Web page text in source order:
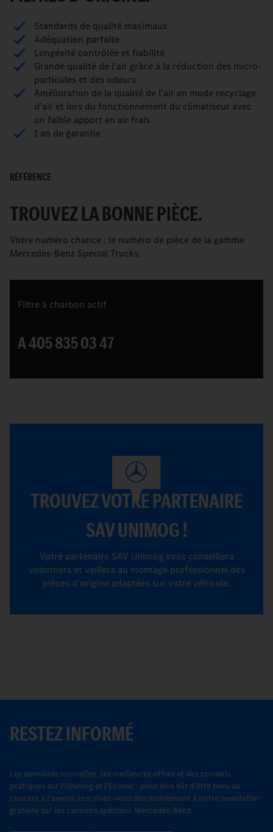
Standards de qualité maximaux
Adéquation parfaite
Longévité contrôlée et fiabilité
Grande qualité de l’air grâce à la réduction des micro-
particules et des odeurs
Amélioration de la qualité de l’air en mode recyclage
d’air et lors du fonctionnement du climatiseur avec
un faible apport en air frais
1 an de garantie
RÉFÉRENCE
TROUVEZ LA BONNE PIÈCE.
Votre numéro chance : le numéro de pièce de la gamme
Mercedes-Benz Special Trucks.
Filtre à charbon actif
A 405 835 03 47
TROUVEZ VOTRE PARTENAIRE
SAV UNIMOG !
Votre partenaire SAV Unimog vous conseillera
volontiers et veillera au montage professionnel des
pièces d'origine adaptées sur votre véhicule.
RESTEZ INFORMÉ
Les dernières nouvelles, les meilleures offres et des conseils
pratiques sur l'Unimog et l'Econic : pour être sûr d'être tenu au
courant à l'avenir, inscrivez-vous dès maintenant à notre newsletter
gratuite sur les camions spéciaux Mercedes-Benz.